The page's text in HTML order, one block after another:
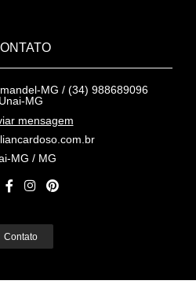
MG / (34) 988689096
Unai-MG
mensagem
MG / MG
Contato